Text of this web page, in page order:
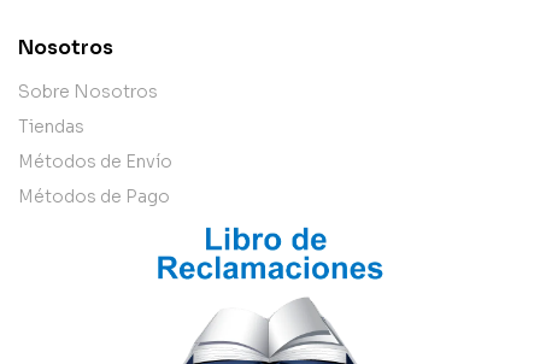
Nosotros
Sobre Nosotros
Tiendas
Métodos de Envío
Métodos de Pago